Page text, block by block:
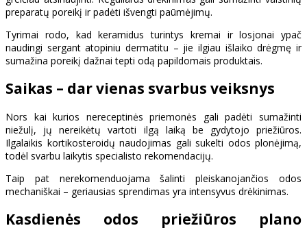
preparatų poreikį ir padėti išvengti paūmėjimų.
Tyrimai rodo, kad keramidus turintys kremai ir losjonai ypač
naudingi sergant atopiniu dermatitu – jie ilgiau išlaiko drėgmę ir
sumažina poreikį dažnai tepti odą papildomais produktais.
Saikas – dar vienas svarbus veiksnys
Nors kai kurios nereceptinės priemonės gali padėti sumažinti
niežulį, jų nereikėtų vartoti ilgą laiką be gydytojo priežiūros.
Ilgalaikis kortikosteroidų naudojimas gali sukelti odos plonėjimą,
todėl svarbu laikytis specialisto rekomendacijų.
Taip pat nerekomenduojama šalinti pleiskanojančios odos
mechaniškai – geriausias sprendimas yra intensyvus drėkinimas.
Kasdienės odos priežiūros plano